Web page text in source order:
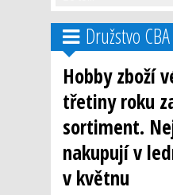
Družstvo CBA
Hobby zboží
třetiny roku
sortiment.
nakupují v
v květnu